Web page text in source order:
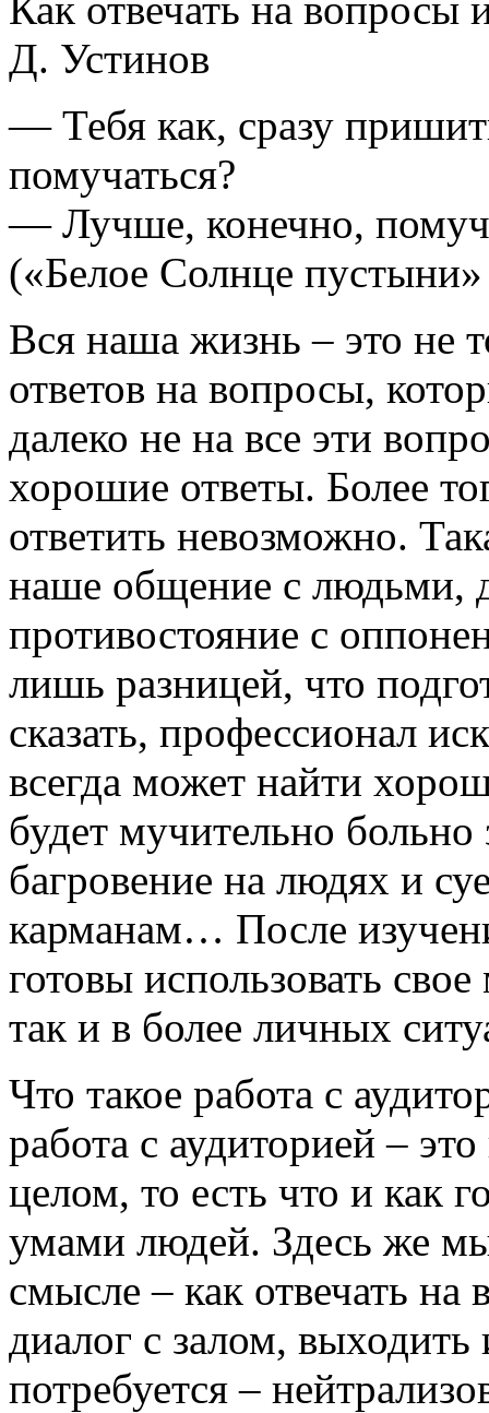
Д. Устинов
— Тебя как, сразу
помучаться?
— Лучше, конечно,
(«Белое Солнце пустыни»
Вся наша жизнь – это не
ответов на вопросы,
далеко не на все эти
хорошие ответы. Более
ответить невозможно.
наше общение с людьми,
противостояние с
лишь разницей, что
сказать, профессионал
всегда может найти
будет мучительно больно
багровение на людях и
карманам… После
готовы использовать
так и в более личных
Что такое работа с
работа с аудиторией –
целом, то есть что и как
умами людей. Здесь же
смысле – как отвечать
диалог с залом,
потребуется –